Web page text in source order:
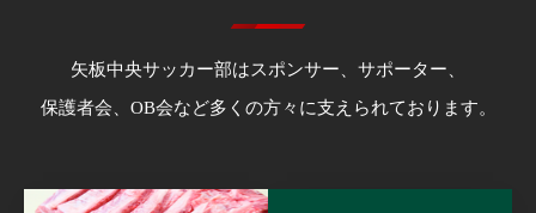
矢板中央サッカー部はスポンサー、サポーター、
保護者会、OB会など多くの方々に支えられております。